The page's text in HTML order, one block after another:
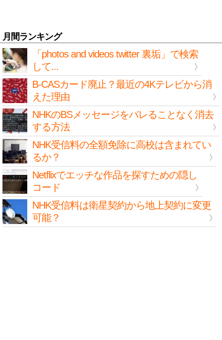
月間ランキング
「photos and videos twitter 裏垢」で検索
して...
B-CASカード廃止？最近の4Kテレビから消
えた理由
NHKのBSメッセージをバレることなく消去
する方法
NHK受信料の全額免除に高校は含まれてい
るか？
Netflixでエッチな作品を探すための隠し
コード
NHK受信料は衛星契約から地上契約に変更
可能？